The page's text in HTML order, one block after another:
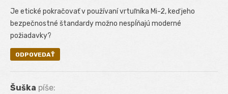
Je etické pokračovať v používaní vrtuľníka Mi-2, keď jeho
bezpečnostné štandardy možno nespĺňajú moderné
požiadavky?
ODPOVEDAŤ
Šuška píše: